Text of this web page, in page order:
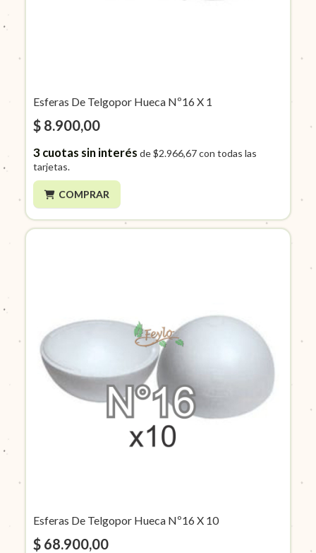
Esferas De Telgopor Hueca Nº16 X 1
$ 8.900,00
3cuotas sin interés de$2.966,67con todas las
tarjetas.
COMPRAR
Esferas De Telgopor Hueca Nº16 X 10
$ 68.900,00